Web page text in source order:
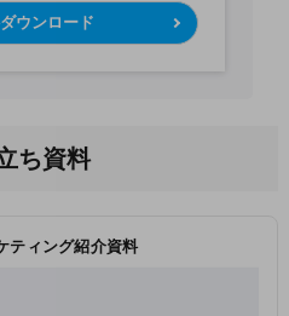
ウンロード
ち資料
ティング紹介資料